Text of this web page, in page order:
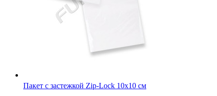
Пакет с застежкой Zip-Lock 4х6 см